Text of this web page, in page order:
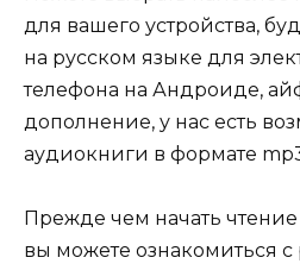
для вашего устройства,
на русском языке для
телефона на Андроиде,
дополнение, у нас есть
аудиокниги в формате
Прежде чем начать
вы можете ознакомиться